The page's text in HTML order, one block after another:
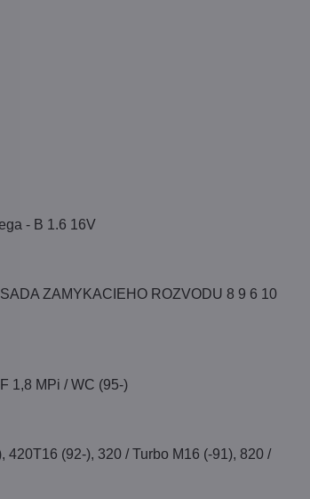
- B 1.6 16V
ZAMYKACIEHO ROZVODU 8 9 6 10
1,8 MPi / WC (95-)
(92-), 320 / Turbo M16 (-91), 820 /